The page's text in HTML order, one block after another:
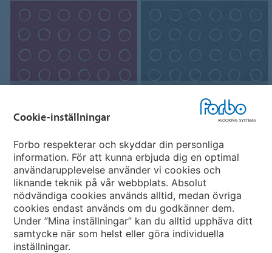
530031FRSpin Lava 530032FRSpin Zinc
530033FRSpin Storm 780001FRSwirl Marina
Cookie-inställningar
Forbo respekterar och skyddar din personliga
information. För att kunna erbjuda dig en optimal
användarupplevelse använder vi cookies och
liknande teknik på vår webbplats. Absolut
nödvändiga cookies används alltid, medan övriga
cookies endast används om du godkänner dem.
Under ”Mina inställningar” kan du alltid upphäva ditt
samtycke när som helst eller göra individuella
inställningar.